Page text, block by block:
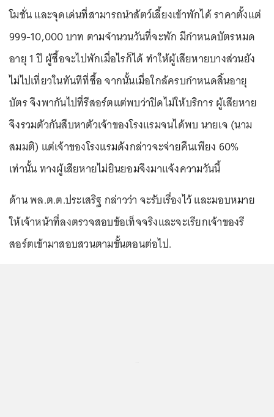
โมชั่น และจุดเด่นที่สามารถนำสัตว์เลี้ยงเข้าพักได้ ราคาตั้งแต่
999-10,000 บาท ตามจำนวนวันที่จะพัก มีกำหนดบัตรหมด
อายุ 1 ปี ผู้ซื้อจะไปพักเมื่อไรก็ได้ ทำให้ผู้เสียหายบางส่วนยัง
ไม่ไปเที่ยวในทันทีที่ซื้อ จากนั้นเมื่อใกล้ครบกำหนดสิ้นอายุ
บัตร จึงพากันไปที่รีสอร์ตแต่พบว่าปิดไม่ให้บริการ ผู้เสียหาย
จึงรวมตัวกันสืบหาตัวเจ้าของโรงแรมจนได้พบ นายเจ (นาม
สมมติ) แต่เจ้าของโรงแรมดังกล่าวจะจ่ายคืนเพียง 60%
เท่านั้น ทางผู้เสียหายไม่ยินยอมจึงมาแจ้งความวันนี้
ด้าน พล.ต.ต.ประเสริฐ กล่าวว่า จะรับเรื่องไว้ และมอบหมาย
ให้เจ้าหน้าที่ลงตรวจสอบข้อเท็จจริงและจะเรียกเจ้าของรี
สอร์ตเข้ามาสอบสวนตามขั้นตอนต่อไป.